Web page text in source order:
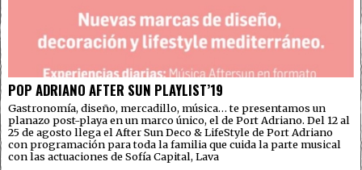
POP ADRIANO AFTER SUN PLAYLIST’19
Gastronomía, diseño, mercadillo, música… te presentamos un
planazo post-playa en un marco único, el de Port Adriano. Del 12 al
25 de agosto llega el After Sun Deco & LifeStyle de Port Adriano
con programación para toda la familia que cuida la parte musical
con las actuaciones de Sofía Capital, Lava